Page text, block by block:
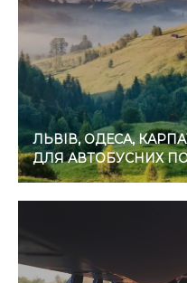
ЛЬВІВ, ОДЕСА,
ДЛЯ АВТОБУСНИХ